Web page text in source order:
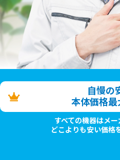
自慢の
本体価格
すべての機器はメー
どこよりも安い価格